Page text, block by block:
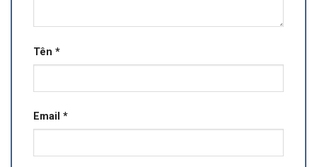
Tên *
Email *